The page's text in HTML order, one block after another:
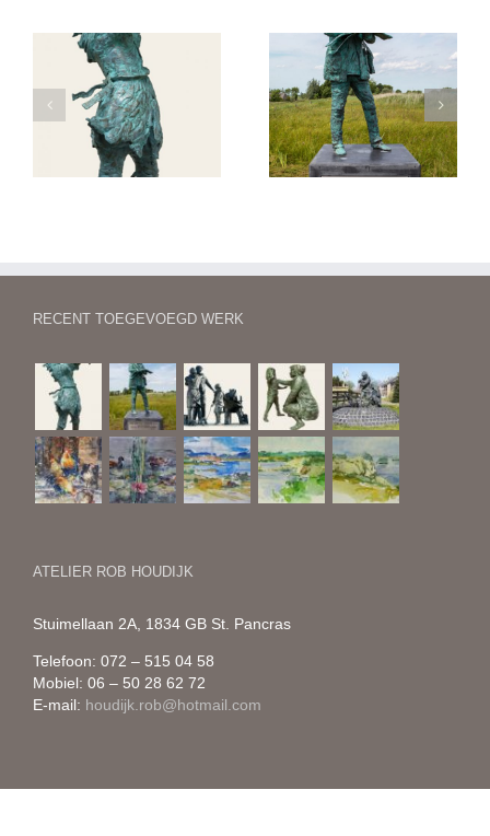
Jongkind
Begroeting bij een
tramhalte
RECENT TOEGEVOEGD WERK
ATELIER ROB HOUDIJK
Stuimellaan 2A, 1834 GB St. Pancras
Telefoon: 072 – 515 04 58
Mobiel: 06 – 50 28 62 72
E-mail: houdijk.rob@hotmail.com